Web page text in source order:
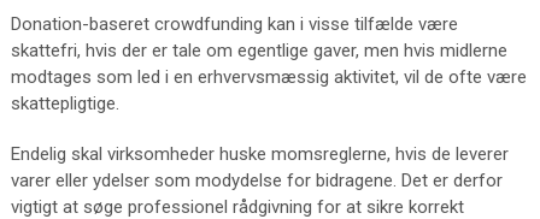
Donation-baseret crowdfunding kan i visse tilfælde være
skattefri, hvis der er tale om egentlige gaver, men hvis midlerne
modtages som led i en erhvervsmæssig aktivitet, vil de ofte være
skattepligtige.
Endelig skal virksomheder huske momsreglerne, hvis de leverer
varer eller ydelser som modydelse for bidragene. Det er derfor
vigtigt at søge professionel rådgivning for at sikre korrekt